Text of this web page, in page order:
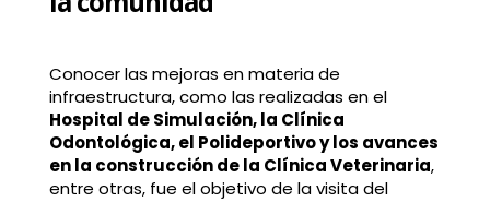
Conocer las mejoras en materia de
infraestructura, como las realizadas en el
Hospital de Simulación, la Clínica
Odontológica, el Polideportivo y los avances
en la construcción de la Clínica Veterinaria,
entre otras, fue el objetivo de la visita del